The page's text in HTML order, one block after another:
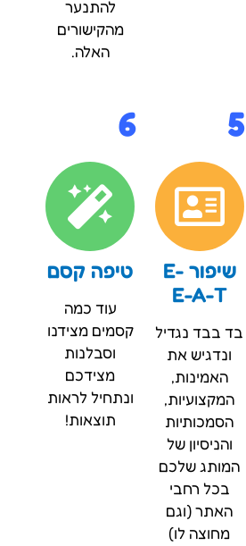
להתנער
מהקישורים
האלה.
5
שיפור E-
E-A-T
בד בבד נגדיל
ונדגיש את
האמינות,
המקצועיות,
הסמכותיות
והניסיון של
המותג שלכם
בכל רחבי
האתר (וגם
מחוצה לו)
6
טיפה קסם
עוד כמה
קסמים מצידנו
וסבלנות
מצידכם
ונתחיל לראות
תוצאות!